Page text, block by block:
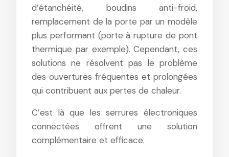
d’étanchéité, boudins anti-froid,
remplacement de la porte par un modèle
plus performant (porte à rupture de pont
thermique par exemple). Cependant, ces
solutions ne résolvent pas le problème
des ouvertures fréquentes et prolongées
qui contribuent aux pertes de chaleur.
C’est là que les serrures électroniques
connectées offrent une solution
complémentaire et efficace.